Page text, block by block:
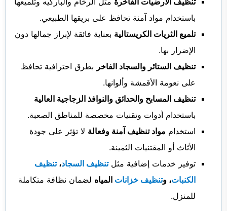
باستخدام مواد آمنة تحافظ على بريقها الطبيعي.
تلميع الثريات الكريستالية بعناية فائقة لإبراز جمالها دون
الإضرار بها.
تنظيف الستائر والسجاد الفاخر بطرق احترافية تحافظ
على نعومة الأقمشة وألوانها.
تنظيف المسابح والحدائق والنوافذ الزجاجية العالية
باستخدام أدوات وتقنيات مخصصة للمناطق الصعبة.
استخدام مواد تنظيف آمنة وفعالة لا تؤثر على جودة
الأثاث أو المقتنيات الثمينة.
توفير خدمات إضافية مثلتنظيف السجاد،تنظيف
الكنبات، وتنظيف خزانات المياه لضمان نظافة متكاملة
للمنزل.